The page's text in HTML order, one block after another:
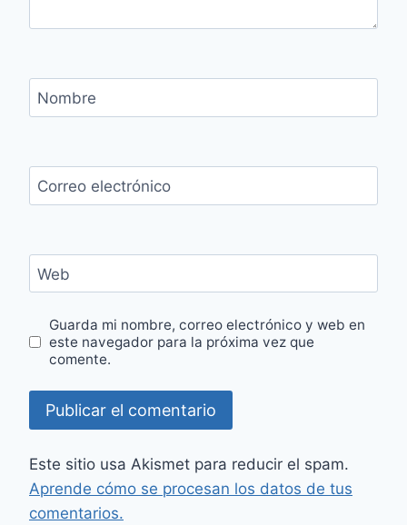
Nombre
Correo electrónico
Web
Guarda mi nombre, correo electrónico y web en
este navegador para la próxima vez que
comente.
Este sitio usa Akismet para reducir el spam.
Aprende cómo se procesan los datos de tus
comentarios.